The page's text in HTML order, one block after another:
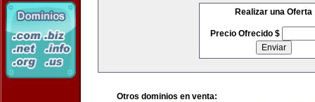
Realizar una Oferta
Precio Ofrecido $
Otros dominios en venta: